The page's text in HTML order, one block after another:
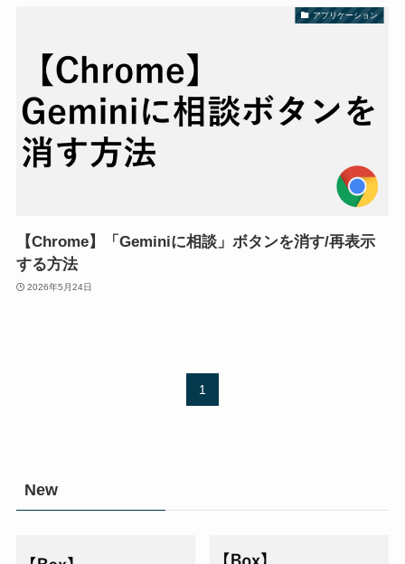
アプリケーション
【Chrome】「Geminiに相談」ボタンを消す/再表示
する方法
2026年5月24日
1
New